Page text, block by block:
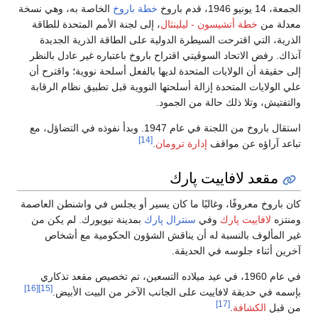
الجمعة، 14 يونيو 1946، قدم باروخ
خطة باروخالخاصة به، وهي نسخة
معدلة منخطة أتشيسون - ليلينثال، إلى لجنة الأمم المتحدة للطاقة
الذرية، التي اقترحت السيطرة الدولية على الطاقة الذرية الجديدة
آنذاك. رفض الاتحاد السوڤيتي اقتراح باروخ باعتباره غير عادل بالنظر
إلى حقيقة أن الولايات المتحدة لديها بالفعل أسلحة نووية؛ واقترح أن
علي الولايات المتحدة إزالة أسلحتها النووية قبل تطبيق نظام الرقابة
والتفتيش، وتلا ذلك حالة من الجمود.
استقال باروخ من اللجنة في عام 1947. وبدأ نفوذه في التضاؤل، مع
تباعد آراؤه عن مواقفإدارة ترومان.
مقعد لافاييت پارك
كان باروخ معروفًا، وغالبًا ما كان يسير أو يجلس في واشنطن العاصمة
ومنتزهلافاييت پاركوفيسنترال پاركبمدينة نيويورك. لم يكن من
غير المألوف بالنسبة له أن يناقش الشؤون الحكومية مع أشخاص
آخرين أثناء جلوسه في الحديقة.
في عام 1960، في عيد ميلاده التسعين، تم تخصيص مقعد تذكاري
بإسمه في حديقة لافاييت على الجانب الآخر من البيت الأبيض.
[16]
من قبلالكشافة.
[17]